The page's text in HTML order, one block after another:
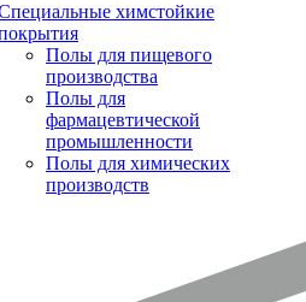
химстойкие
Полы для пищевого
производства
Полы для
фармацевтической
промышленности
Полы для химических
производств